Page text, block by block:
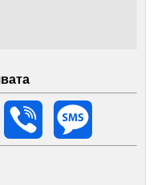
WhatsApp Viber